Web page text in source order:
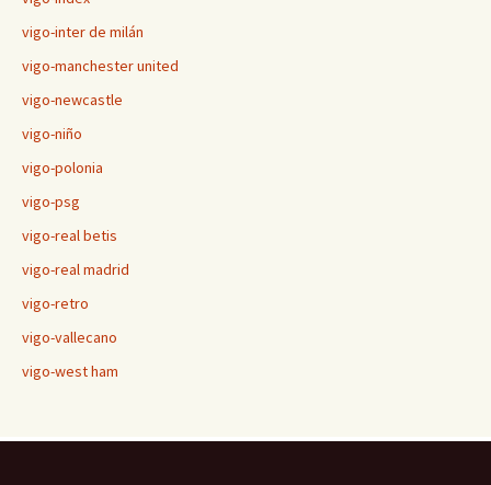
vigo-inter de milán
vigo-manchester united
vigo-newcastle
vigo-niño
vigo-polonia
vigo-psg
vigo-real betis
vigo-real madrid
vigo-retro
vigo-vallecano
vigo-west ham